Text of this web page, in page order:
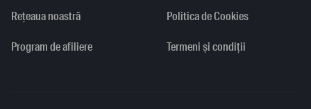
Rețeaua noastră
Program de afiliere
Politica de Cookies
Termeni și condiții